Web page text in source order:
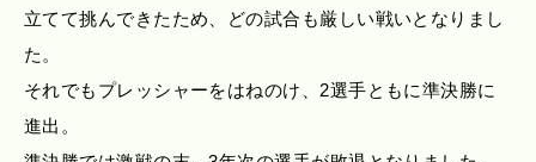
立てて挑んできたため、どの試合も厳しい戦いとなりまし
た。
それでもプレッシャーをはねのけ、2選手ともに準決勝に
進出。